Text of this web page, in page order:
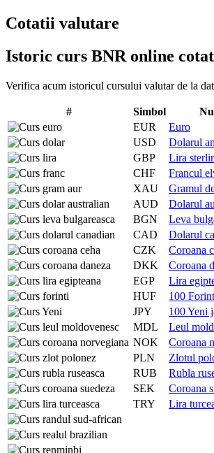
Cotatii valutare
Istoric curs BNR online
Verifica acum istoricul cursului valutar de la
# Simbol
EUR
Euro
USD
Dolarul
GBP
Lira
CHF
Francul
XAU
Gramul
AUD
Dolarul
BGN
Leva
CAD
Dolarul
CZK
Coroana
DKK
Coroana
EGP
Lira
HUF
100
JPY
100 Yeni
MDL
Leul
NOK
Coroana
PLN
Zlotul
RUB
Rubla
SEK
Coroana
TRY
Lira